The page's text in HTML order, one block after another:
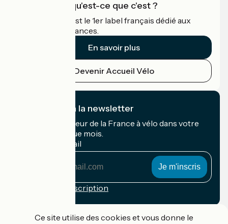
Accueil Vélo qu'est-ce que c'est ?
Accueil Vélo c'est le 1er label français dédié aux
cyclistes en vacances.
En savoir plus
Devenir Accueil Vélo
Je m'abonne à la newsletter
Recevez le meilleur de la France à vélo dans votre
boîte mail chaque mois.
Mon adresse mail
Conditions d'inscription
Ce site utilise des cookies et vous donne le